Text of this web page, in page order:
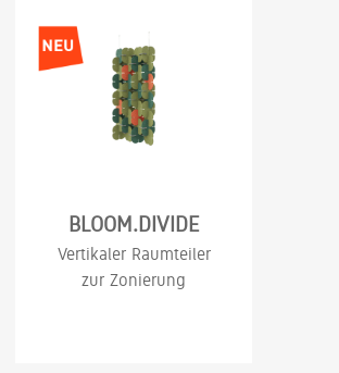
BLOOM.DIVIDE
Vertikaler Raumteiler
zur Zonierung